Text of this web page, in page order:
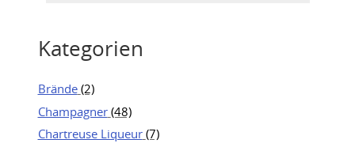
Kategorien
Brände (2)
Champagner (48)
Chartreuse Liqueur (7)